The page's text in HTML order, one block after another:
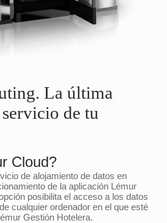
La última
de tu
Cloud?
de alojamiento de datos en
de la aplicación Lémur
posibilita el acceso a los datos
cualquier ordenador en el que esté
Gestión Hotelera.